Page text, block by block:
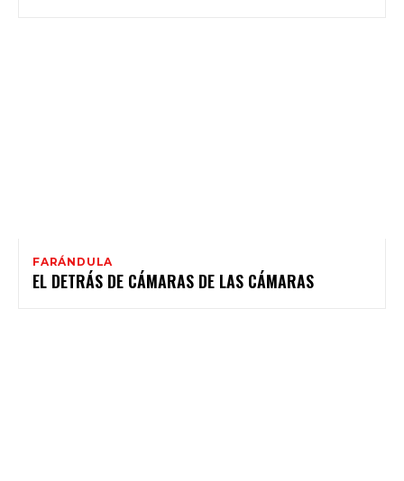
FARÁNDULA
EL DETRÁS DE CÁMARAS DE LAS CÁMARAS